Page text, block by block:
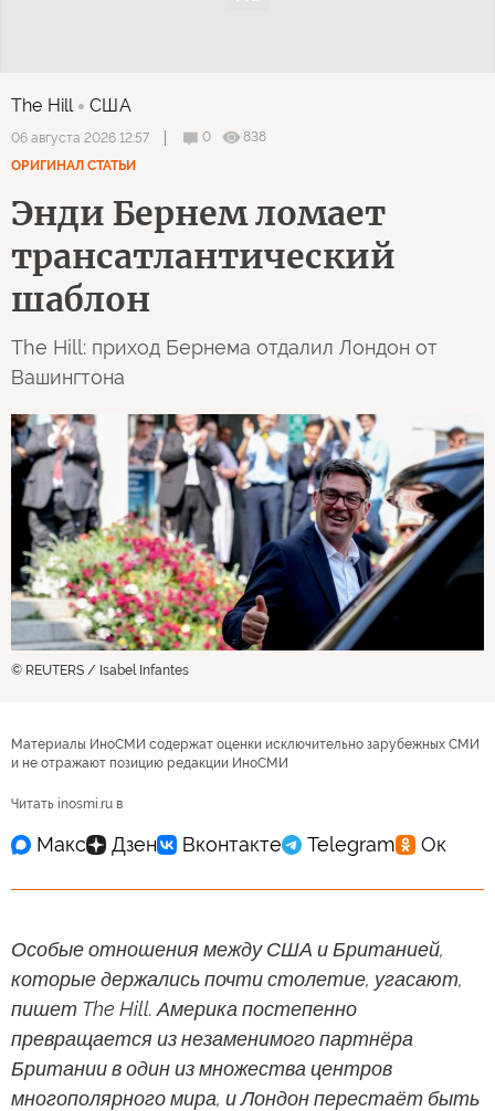
The Hill США
06 августа 2026 12:57 0
838
ОРИГИНАЛ СТАТЬИ
Энди Бернем ломает
трансатлантический
шаблон
The Hill: приход Бернема отдалил Лондон от
Вашингтона
© REUTERS / Isabel Infantes
Материалы ИноСМИ содержат оценки исключительно зарубежных СМИ
и не отражают позицию редакции ИноСМИ
Читать inosmi.ru в
Особые отношения между США и Британией,
которые держались почти столетие, угасают,
пишет The Hill. Америка постепенно
превращается из незаменимого партнёра
Британии в один из множества центров
многополярного мира, и Лондон перестаёт быть